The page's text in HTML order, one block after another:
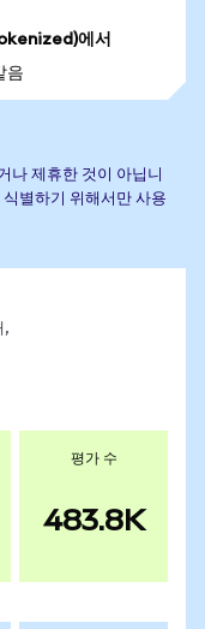
에서
음
나 제휴한 것이 아닙니
별하기 위해서만 사용
,
평가 수
483.8K